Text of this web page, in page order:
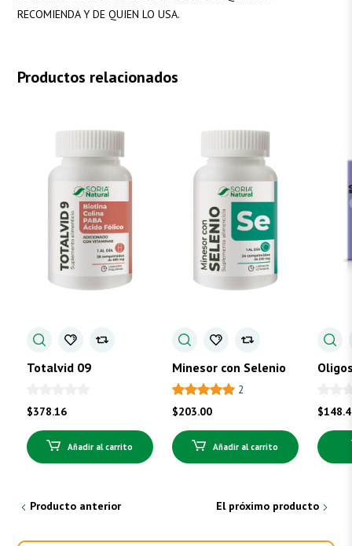
RECOMIENDA Y DE QUIEN LO USA.
Productos relacionados
Totalvid 09
$378.16
Añadir al carrito
Minesor con Selenio
2
$203.00
Añadir al carrito
$
Producto anterior El próximo producto